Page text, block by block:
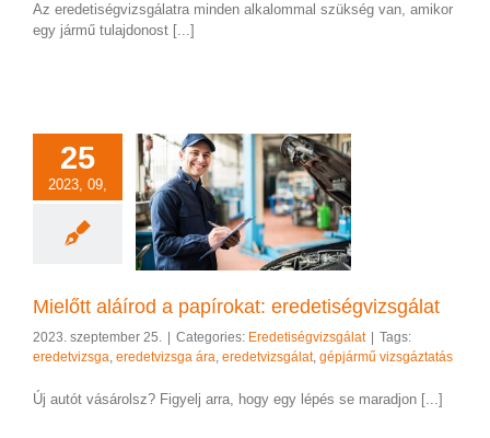
Az eredetiségvizsgálatra minden alkalommal szükség van, amikor
egy jármű tulajdonost [...]
25
2023, 09,
a papírokat:
Mielőtt aláírod a papírokat: eredetiségvizsgálat
2023. szeptember 25. | Categories: Eredetiségvizsgálat | Tags:
eredetvizsga eredetvizsga ára eredetvizsgálat, gépjármű vizsgáztatás
Új autót vásárolsz? Figyelj arra, hogy egy lépés se maradjon [...]